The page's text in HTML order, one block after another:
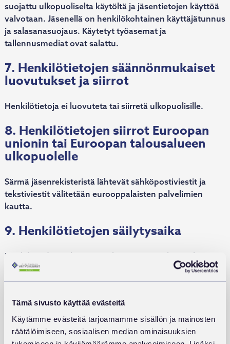
Tämä sivusto käyttää evästeitä
Käytämme evästeitä tarjoamamme sisällön ja mainosten
räätälöimiseen, sosiaalisen median ominaisuuksien
suojattu ulkopuoliselta käytöltä ja jäsentietojen käyttöä
valvotaan. Jäsenellä on henkilökohtainen käyttäjätunnus
ja salasanasuojaus. Käytetyt työasemat ja
tallennusmediat ovat salattu.
7. Henkilötietojen säännönmukaiset
luovutukset ja siirrot
Henkilötietoja ei luovuteta tai siirretä ulkopuolisille.
8. Henkilötietojen siirrot Euroopan
unionin tai Euroopan talousalueen
ulkopuolelle
Särmä jäsenrekisteristä lähtevät sähköpostiviestit ja
tekstiviestit välitetään eurooppalaisten palvelimien
kautta.
9. Henkilötietojen säilytysaika
Henkilötiedot säilytetään rekisterissä niin kauan kuin
Rekisteröity on Yhdistyksen jäsen tai asiakas.
Jäsenyyden/asiakkuuden päättymisen jälkeen
ajan jäsenyyden/asiakkuuden päättymisestä
Yhdistyksen oikeutetun edun perusteella, ts.
mahdollisiin oikeusvaateisiin puolustautumisen takia